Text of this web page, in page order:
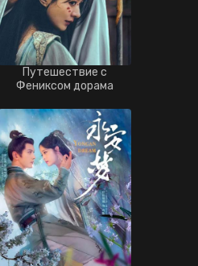
Путешествие с
Фениксом дорама